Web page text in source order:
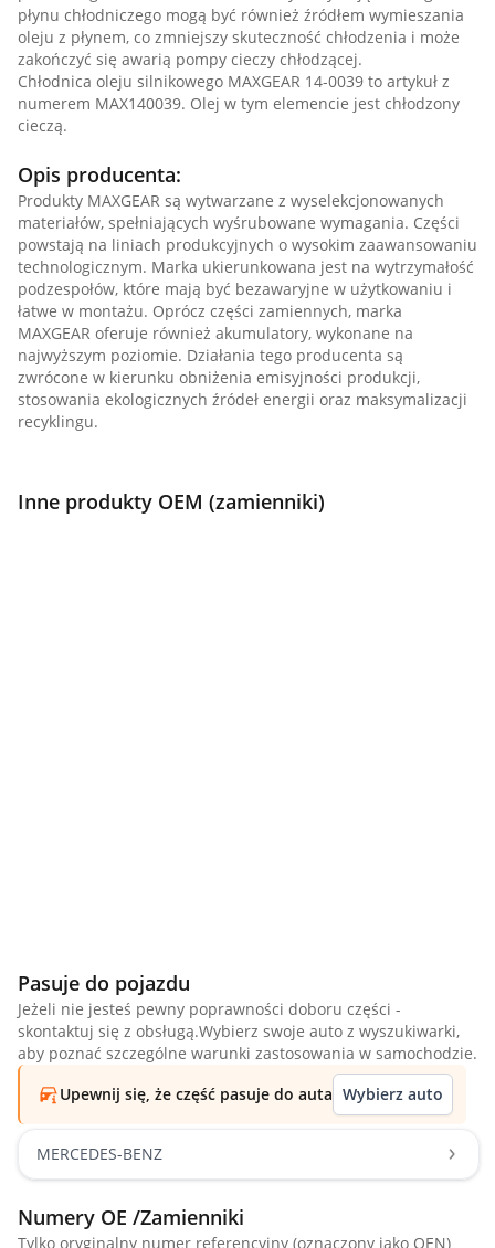
płynu chłodniczego mogą być również źródłem wymieszania
oleju z płynem, co zmniejszy skuteczność chłodzenia i może
zakończyć się awarią pompy cieczy chłodzącej.
Chłodnica oleju silnikowego MAXGEAR 14-0039 to artykuł z
numerem MAX140039. Olej w tym elemencie jest chłodzony
cieczą.
Opis producenta:
Produkty MAXGEAR są wytwarzane z wyselekcjonowanych
materiałów, spełniających wyśrubowane wymagania. Części
powstają na liniach produkcyjnych o wysokim zaawansowaniu
technologicznym. Marka ukierunkowana jest na wytrzymałość
podzespołów, które mają być bezawaryjne w użytkowaniu i
łatwe w montażu. Oprócz części zamiennych, marka
MAXGEAR oferuje również akumulatory, wykonane na
najwyższym poziomie. Działania tego producenta są
zwrócone w kierunku obniżenia emisyjności produkcji,
stosowania ekologicznych źródeł energii oraz maksymalizacji
recyklingu.
Inne produkty OEM (zamienniki)
Pasuje do pojazdu
Jeżeli nie jesteś pewny poprawności doboru części -
skontaktuj się z obsługą.Wybierz swoje auto z wyszukiwarki,
aby poznać szczególne warunki zastosowania w samochodzie.
Upewnij się, że część pasuje do auta Wybierz auto
MERCEDES-BENZ
Numery OE /Zamienniki
Tylko oryginalny numer referencyjny (oznaczony jako OEN)